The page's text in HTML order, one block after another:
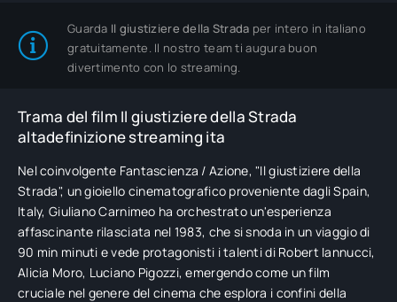
Guarda Il giustiziere della Strada per intero in italiano
gratuitamente. Il nostro team ti augura buon
divertimento con lo streaming.
Trama del film Il giustiziere della Strada
altadefinizione streaming ita
Nel coinvolgente Fantascienza / Azione, "Il giustiziere della
Strada", un gioiello cinematografico proveniente dagli Spain,
Italy, Giuliano Carnimeo ha orchestrato un'esperienza
affascinante rilasciata nel 1983, che si snoda in un viaggio di
90 min minuti e vede protagonisti i talenti di Robert Iannucci,
Alicia Moro, Luciano Pigozzi, emergendo come un film
cruciale nel genere del cinema che esplora i confini della